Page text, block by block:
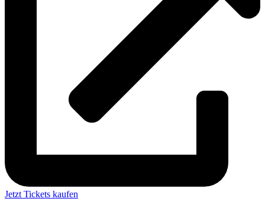
Jetzt Tickets kaufen